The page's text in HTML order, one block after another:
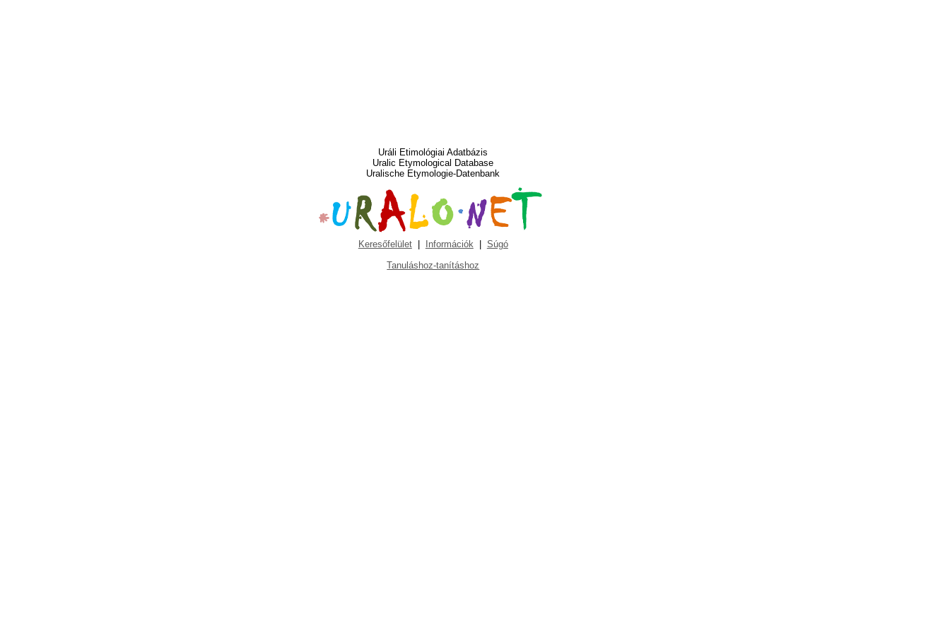
Uráli Etimológiai Adatbázis
Uralic Etymological Database
Uralische Etymologie-Datenbank
Keresőfelület| Információk| Súgó
Tanuláshoz-tanításhoz